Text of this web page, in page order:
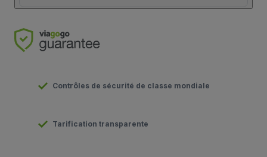
Contrôles de sécurité de classe mondiale
Tarification transparente